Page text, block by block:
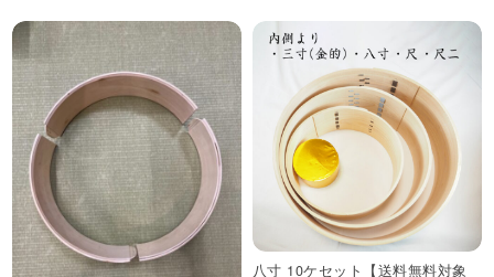
八寸 10ケセット【送料無料対象